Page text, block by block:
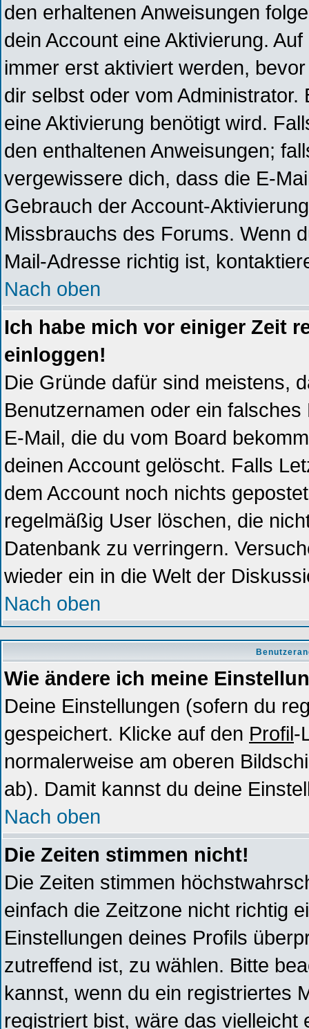
den erhaltenen Anweisungen
dein Account eine Aktivierung.
immer erst aktiviert werden,
dir selbst oder vom
eine Aktivierung benötigt wird.
den enthaltenen Anweisungen;
vergewissere dich, dass die E-
Gebrauch der Account-
Missbrauchs des Forums. Wenn
Mail-Adresse richtig ist,
Nach oben
Ich habe mich vor einiger Zeit
einloggen!
Die Gründe dafür sind meistens,
Benutzernamen oder ein
E-Mail, die du vom Board
deinen Account gelöscht. Falls
dem Account noch nichts
regelmäßig User löschen, die
Datenbank zu verringern.
wieder ein in die Welt der
Nach oben
Wie ändere ich meine
Deine Einstellungen (sofern du
gespeichert. Klicke auf den Profil-
normalerweise am oberen
ab). Damit kannst du deine
Nach oben
Die Zeiten stimmen nicht!
Die Zeiten stimmen
einfach die Zeitzone nicht richtig
Einstellungen deines Profils
zutreffend ist, zu wählen. Bitte
kannst, wenn du ein registriertes
registriert bist, wäre das vielleicht